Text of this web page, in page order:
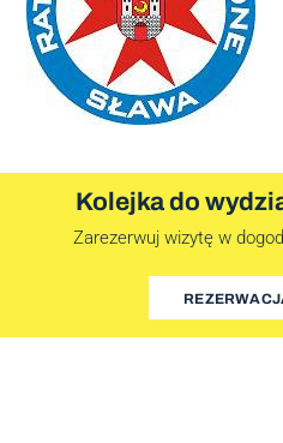
Kolejka do
Zarezerwuj wizytę w